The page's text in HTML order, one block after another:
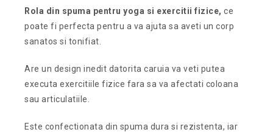
Rola din spuma pentru yoga si exercitii fizice, ce
poate fi perfecta pentru a va ajuta sa aveti un corp
sanatos si tonifiat.
Are un design inedit datorita caruia va veti putea
executa exercitiile fizice fara sa va afectati coloana
sau articulatiile.
Este confectionata din spuma dura si rezistenta, iar